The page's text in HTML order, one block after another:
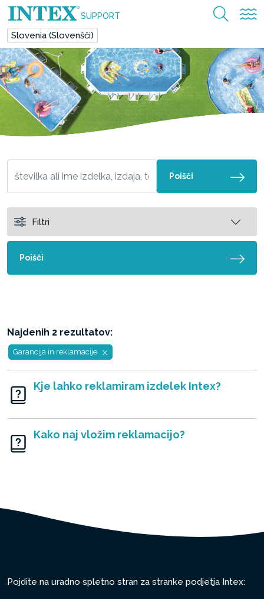
SUPPORT
Slovenia (Slovenšči)
Poišči
Filtri
Poišči
Najdenih 2 rezultatov:
Garancija in reklamacije
Kje lahko reklamiram izdelek Intex?
Kako naj vložim reklamacijo?
Pojdite na uradno spletno stran za stranke podjetja Intex: